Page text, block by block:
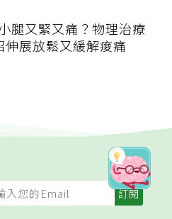
腿又緊又痛？物理治療
伸展放鬆又緩解痠痛